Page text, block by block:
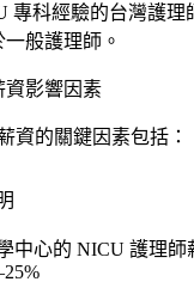
專科經驗的台灣護理
般護理師。
資影響因素
資的關鍵因素包括：
中心的 NICU 護理師